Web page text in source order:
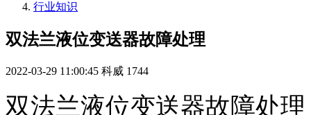
行业知识
双法兰液位变送器故障处理
2022-03-29 11:00:45 科威 1744
双法兰液位变送器故障处理